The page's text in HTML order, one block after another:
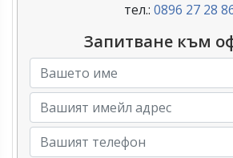
тел.: 0896 27 28
Запитване към